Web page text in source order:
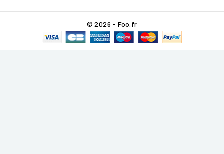
© 2026 - Foo.fr